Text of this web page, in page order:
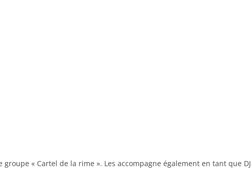
« Cartel de la rime ». Les accompagne également en tant que DJ